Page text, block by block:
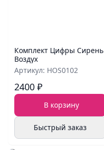
Комплект Цифры Сирень
Воздух
Артикул: HOS0102
2400 ₽
В корзину
Быстрый заказ